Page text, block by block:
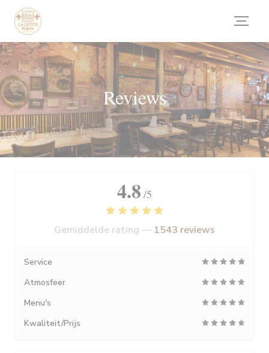
Cookies beheer paneel
Reviews
4.8 /5
Gemiddelde rating — 1543 reviews
Service
Atmosfeer
Menu's
Kwaliteit/Prijs